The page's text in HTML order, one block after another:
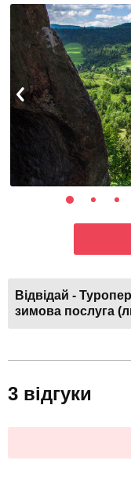
27.09 08:00
04.10
Відвідай -
зимова послуга
3 відгуки